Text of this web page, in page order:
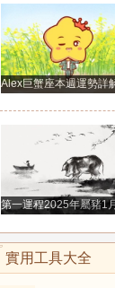
Alex巨蟹座本週運勢詳
第一運程2025年屬豬1
實用工具大全